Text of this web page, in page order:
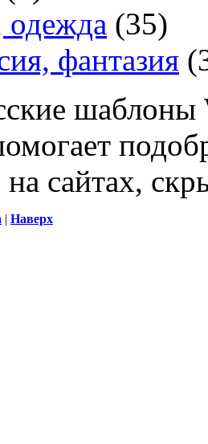
(35)
фантазия
шаблоны
сайтах,
| Наверх